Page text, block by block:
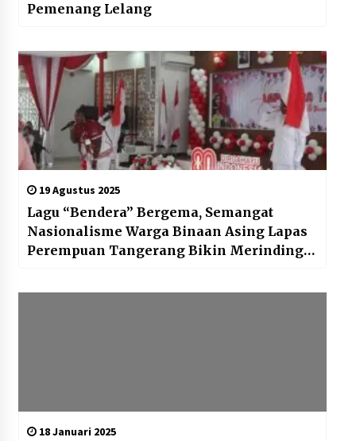
Pemenang Lelang
19 Agustus 2025
Lagu “Bendera” Bergema, Semangat
Nasionalisme Warga Binaan Asing Lapas
Perempuan Tangerang Bikin Merinding
18 Januari 2025